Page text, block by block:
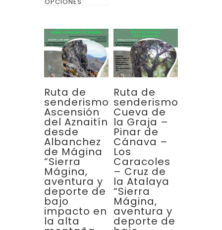
OPCIONES
múltiples
variantes.
Las
opciones
pueden
elegir
en
página
de
producto
Ruta de
senderismo
Ascensión
del Aznaitín
desde
Albanchez
de Mágina
“Sierra
Mágina,
aventura y
deporte de
bajo
impacto en
la alta
Ruta de
senderismo
Cueva de
la Graja –
Pinar de
Cánava –
Los
Caracoles
– Cruz de
la Atalaya
“Sierra
Mágina,
aventura y
deporte de